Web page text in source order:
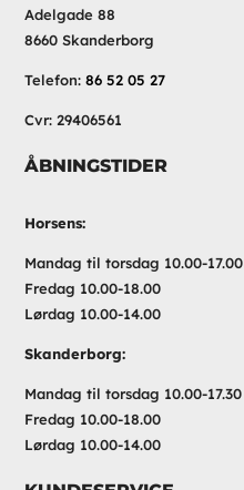
Adelgade 88
8660 Skanderborg
Telefon:86 52 05 27
Cvr: 29406561
ÅBNINGSTIDER
Horsens:
Mandag til torsdag 10.00-17.00
Fredag 10.00-18.00
Lørdag 10.00-14.00
Skanderborg:
Mandag til torsdag 10.00-17.30
Fredag 10.00-18.00
Lørdag 10.00-14.00